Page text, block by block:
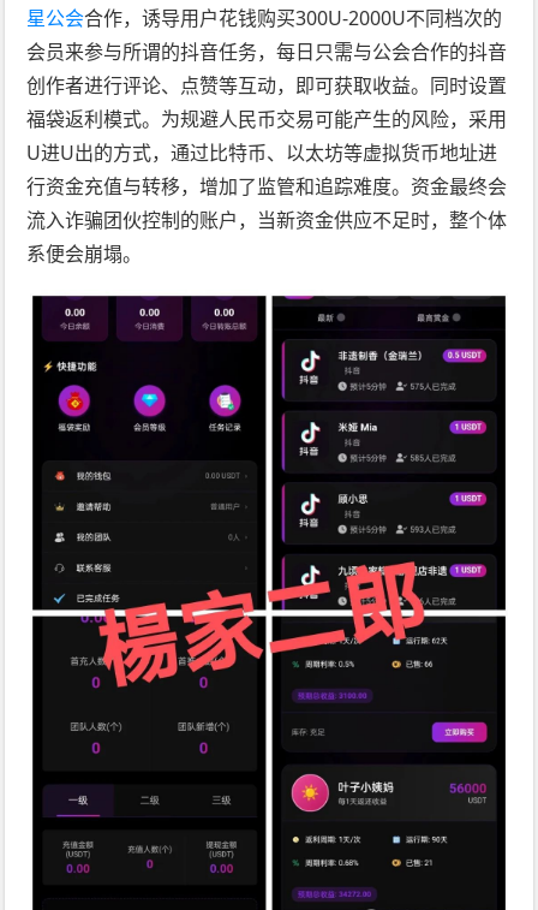
星公会合作，诱导用户花钱购买300U-2000U不同档次的
会员来参与所谓的抖音任务，每日只需与公会合作的抖音
创作者进行评论、点赞等互动，即可获取收益。同时设置
福袋返利模式。为规避人民币交易可能产生的风险，采用
U进U出的方式，通过比特币、以太坊等虚拟货币地址进
行资金充值与转移，增加了监管和追踪难度。资金最终会
流入诈骗团伙控制的账户，当新资金供应不足时，整个体
系便会崩塌。